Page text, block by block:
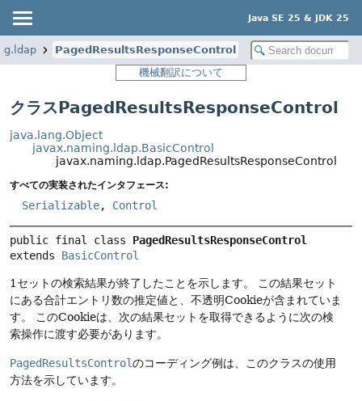
Java SE 25 & JDK 25
PagedResultsResponseControl
機械翻訳について
クラスPagedResultsResponseControl
java.lang.Object
javax.naming.ldap.BasicControl
javax.naming.ldap.PagedResultsResponseControl
すべての実装されたインタフェース:
Serializable, Control
public final class PagedResultsResponseControl
extends BasicControl
1セットの検索結果が終了したことを示します。
この結果セット
にある合計エントリ数の推定値と、不透明Cookieが含まれていま
す。
このCookieは、次の結果セットを取得できるように次の検
索操作に渡す必要があります。
PagedResultsControlのコーディング例は、このクラスの使用
方法を示しています。